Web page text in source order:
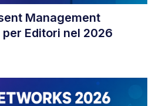
Management
Editori nel 2026